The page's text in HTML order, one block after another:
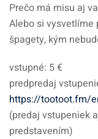
Prečo má misu aj
Alebo si vysvetlíme
špagety, kým
vstupné: 5 €
predpredaj
https://tootoot.fm/
(predaj vstupeniek
predstavením)